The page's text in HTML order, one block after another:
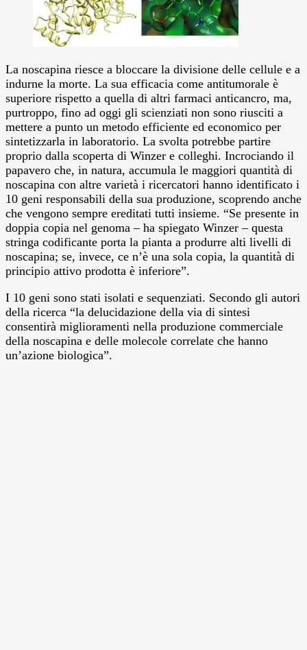
La noscapina riesce a bloccare la divisione delle cellule e a
indurne la morte. La sua efficacia come antitumorale è
superiore rispetto a quella di altri farmaci anticancro, ma,
purtroppo, fino ad oggi gli scienziati non sono riusciti a
mettere a punto un metodo efficiente ed economico per
sintetizzarla in laboratorio. La svolta potrebbe partire
proprio dalla scoperta di Winzer e colleghi. Incrociando il
papavero che, in natura, accumula le maggiori quantità di
noscapina con altre varietà i ricercatori hanno identificato i
10 geni responsabili della sua produzione, scoprendo anche
che vengono sempre ereditati tutti insieme. “Se presente in
doppia copia nel genoma – ha spiegato Winzer – questa
stringa codificante porta la pianta a produrre alti livelli di
noscapina; se, invece, ce n’è una sola copia, la quantità di
principio attivo prodotta è inferiore”.
I 10 geni sono stati isolati e sequenziati. Secondo gli autori
della ricerca “la delucidazione della via di sintesi
consentirà miglioramenti nella produzione commerciale
della noscapina e delle molecole correlate che hanno
un’azione biologica”.